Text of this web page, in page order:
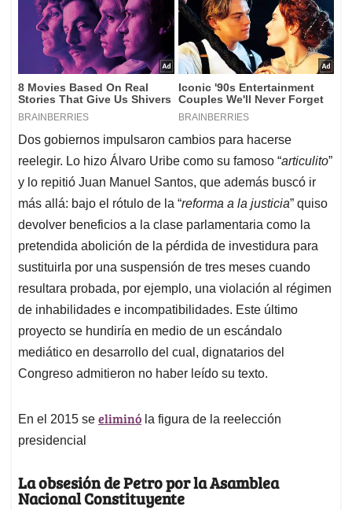
Dos gobiernos impulsaron cambios para hacerse
reelegir. Lo hizo Álvaro Uribe como su famoso “articulito”
y lo repitió Juan Manuel Santos, que además buscó ir
más allá: bajo el rótulo de la “reforma a la justicia” quiso
devolver beneficios a la clase parlamentaria como la
pretendida abolición de la pérdida de investidura para
sustituirla por una suspensión de tres meses cuando
resultara probada, por ejemplo, una violación al régimen
de inhabilidades e incompatibilidades. Este último
proyecto se hundiría en medio de un escándalo
mediático en desarrollo del cual, dignatarios del
Congreso admitieron no haber leído su texto.
En el 2015 se eliminó la figura de la reelección
presidencial
La obsesión de Petro por la Asamblea
Nacional Constituyente